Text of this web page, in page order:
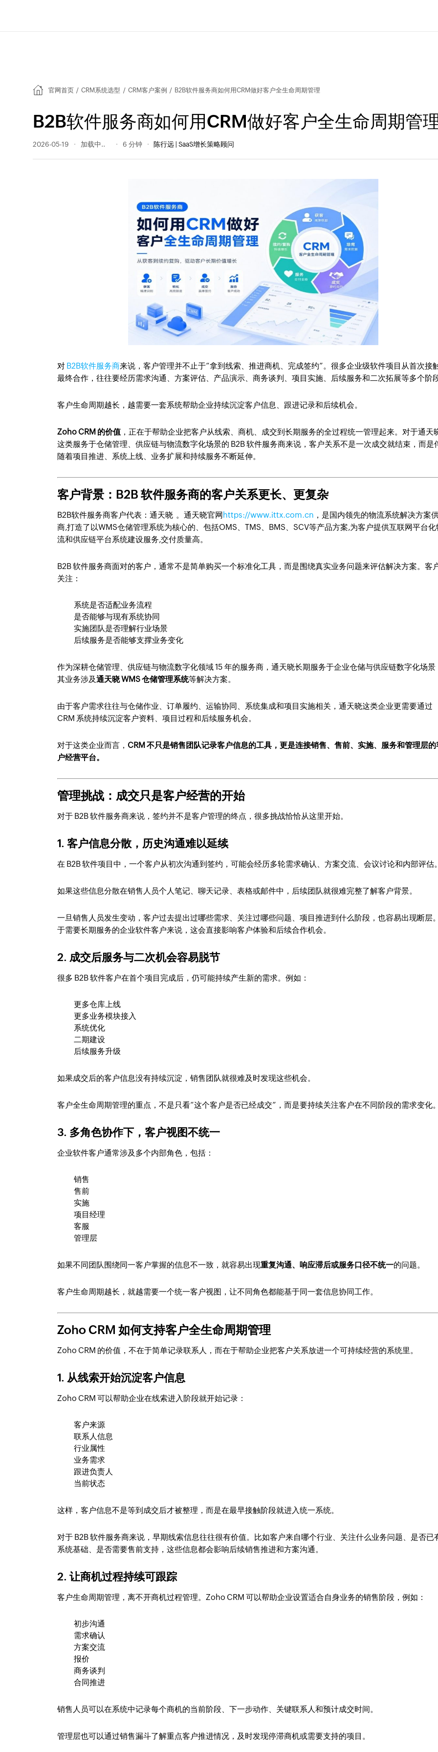
官网首页 / CRM系统选型 / CRM客户案例 / B2B软件服务商如何用CRM做好客户全生命周期管理
B2B软件服务商如何用CRM做好客户全生命周期管
2026-05-19 63 阅读量 6 分钟 陈行远 | SaaS增长策略顾问
对 B2B软件服务商来说，客户管理并不止于“拿到线索、推进商机、完成签约”。很多企业级软件项目从首次接
最终合作，往往要经历需求沟通、方案评估、产品演示、商务谈判、项目实施、后续服务和二次拓展等多个阶
客户生命周期越长，越需要一套系统帮助企业持续沉淀客户信息、跟进记录和后续机会。
Zoho CRM 的价值 ，正在于帮助企业把客户从线索、商机、成交到长期服务的全过程统一管理起来。对于通天
这类服务于仓储管理、供应链与物流数字化场景的 B2B 软件服务商来说，客户关系不是一次成交就结束，而是
随着项目推进、系统上线、业务扩展和持续服务不断延伸。
客户背景：B2B 软件服务商的客户关系更长、更复杂
B2B软件服务商客户代表：通天晓 。通天晓官网https://www.ittx.com.cn ，是国内领先的物流系统解决方案
商,打造了以WMS仓储管理系统为核心的、包括OMS、TMS、BMS、SCV等产品方案,为客户提供互联网平台化
流和供应链平台系统建设服务,交付质量高。
B2B 软件服务商面对的客户，通常不是简单购买一个标准化工具，而是围绕真实业务问题来评估解决方案。客
关注：
系统是否适配业务流程
是否能够与现有系统协同
实施团队是否理解行业场景
后续服务是否能够支撑业务变化
作为深耕仓储管理、供应链与物流数字化领域 15 年的服务商，通天晓长期服务于企业仓储与供应链数字化场景
其业务涉及通天晓 WMS 仓储管理系统等解决方案。
由于客户需求往往与仓储作业、订单履约、运输协同、系统集成和项目实施相关，通天晓这类企业更需要通过
CRM 系统持续沉淀客户资料、项目过程和后续服务机会。
对于这类企业而言， CRM 不只是销售团队记录客户信息的工具，更是连接销售、售前、实施、服务和管理层的
户经营平台。
管理挑战：成交只是客户经营的开始
对于 B2B 软件服务商来说，签约并不是客户管理的终点，很多挑战恰恰从这里开始。
1. 客户信息分散，历史沟通难以延续
在 B2B 软件项目中，一个客户从初次沟通到签约，可能会经历多轮需求确认、方案交流、会议讨论和内部评估
如果这些信息分散在销售人员个人笔记、聊天记录、表格或邮件中，后续团队就很难完整了解客户背景。
一旦销售人员发生变动，客户过去提出过哪些需求、关注过哪些问题、项目推进到什么阶段，也容易出现断层
于需要长期服务的企业软件客户来说，这会直接影响客户体验和后续合作机会。
2. 成交后服务与二次机会容易脱节
很多 B2B 软件客户在首个项目完成后，仍可能持续产生新的需求。例如：
更多仓库上线
更多业务模块接入
系统优化
二期建设
后续服务升级
如果成交后的客户信息没有持续沉淀，销售团队就很难及时发现这些机会。
客户全生命周期管理的重点，不是只看“这个客户是否已经成交”，而是要持续关注客户在不同阶段的需求变化
3. 多角色协作下，客户视图不统一
企业软件客户通常涉及多个内部角色，包括：
销售
售前
实施
项目经理
客服
管理层
如果不同团队围绕同一客户掌握的信息不一致，就容易出现重复沟通、响应滞后或服务口径不统一的问题。
客户生命周期越长，就越需要一个统一客户视图，让不同角色都能基于同一套信息协同工作。
Zoho CRM 如何支持客户全生命周期管理
Zoho CRM 的价值，不在于简单记录联系人，而在于帮助企业把客户关系放进一个可持续经营的系统里。
1. 从线索开始沉淀客户信息
Zoho CRM 可以帮助企业在线索进入阶段就开始记录：
客户来源
联系人信息
行业属性
业务需求
跟进负责人
当前状态
这样，客户信息不是等到成交后才被整理，而是在最早接触阶段就进入统一系统。
对于 B2B 软件服务商来说，早期线索信息往往很有价值。比如客户来自哪个行业、关注什么业务问题、是否已
系统基础、是否需要售前支持，这些信息都会影响后续销售推进和方案沟通。
2. 让商机过程持续可跟踪
客户生命周期管理，离不开商机过程管理。Zoho CRM 可以帮助企业设置适合自身业务的销售阶段，例如：
初步沟通
需求确认
方案交流
报价
商务谈判
合同推进
销售人员可以在系统中记录每个商机的当前阶段、下一步动作、关键联系人和预计成交时间。
管理层也可以通过销售漏斗了解重点客户推进情况，及时发现停滞商机或需要支持的项目。